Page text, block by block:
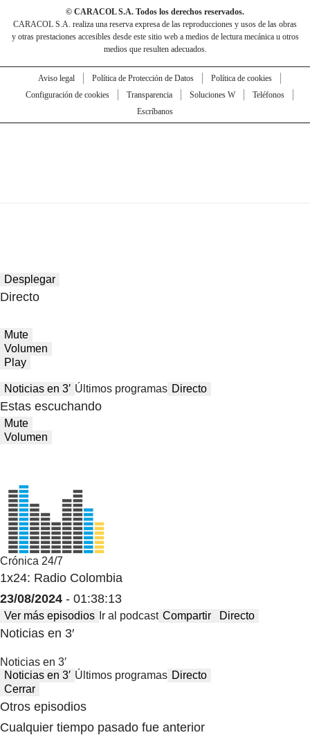
© CARACOL S.A. Todos los derechos reservados.
CARACOL S.A. realiza una reserva expresa de las reproducciones y usos de las obras
y otras prestaciones accesibles desde este sitio web a medios de lectura mecánica u otros
medios que resulten adecuados.
Aviso legal Política de Protección de Datos
Política de cookies
Configuración de cookies
Transparencia Soluciones W
Teléfonos
Escríbanos
Desplegar
Directo
Mute
Volumen
Play
Noticias en 3′ Últimos programas Directo
Estas escuchando
Mute
Volumen
Crónica 24/7
1x24: Radio Colombia
23/08/2024 - 01:38:13
Ver más episodios Ir al podcast Compartir Directo
Noticias en 3′
Noticias en 3′
Noticias en 3′ Últimos programas Directo
Cerrar
Otros episodios
Cualquier tiempo pasado fue anterior